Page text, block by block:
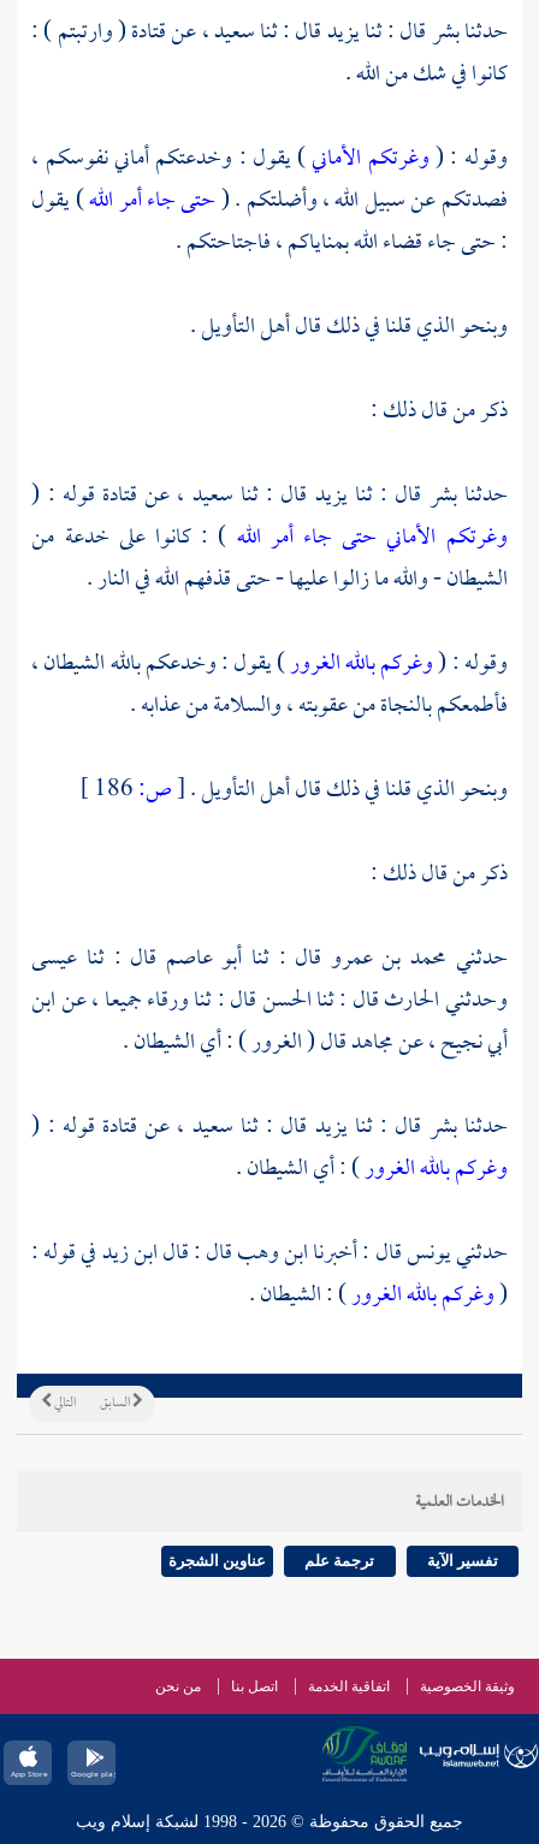
حدثنابشرقال : ثنايزيدقال : ثنا سعيد ، عنقتادة( وارتبتم ) :
كانوا في شك من الله .
وقوله : (وغرتكم الأماني) يقول : وخدعتكم أماني نفوسكم ،
فصدتكم عن سبيل الله ، وأضلتكم . (حتى جاء أمر الله) يقول
: حتى جاء قضاء الله بمناياكم ، فاجتاحتكم .
وبنحو الذي قلنا في ذلك قال أهل التأويل .
ذكر من قال ذلك :
حدثنابشر قال : ثنايزيد قال : ثنا سعيد ، عنقتادة قوله : (
وغرتكم الأماني حتى جاء أمر الله ) : كانوا على خدعة من
الشيطان - والله ما زالوا عليها - حتى قذفهم الله في النار .
وقوله : (وغركم بالله الغرور) يقول : وخدعكم بالله الشيطان ،
فأطمعكم بالنجاة من عقوبته ، والسلامة من عذابه .
وبنحو الذي قلنا في ذلك قال أهل التأويل .[ص:
ذكر من قال ذلك :
حدثني محمد بن عمرو قال : ثنا أبو عاصم قال : ثنا عيسى
وحدثنيالحارثقال : ثناالحسنقال : ثناورقاءجميعا ، عنابن
أبي نجيح، عنمجاهدقال ( الغرور ) : أي الشيطان .
حدثنابشر قال : ثنايزيد قال : ثنا سعيد ، عنقتادة قوله : (
وغركم بالله الغرور) : أي الشيطان .
حدثنييونسقال : أخبرناابن وهبقال : قالابن زيدفي قوله :
(وغركم بالله الغرور) : الشيطان .
التالي السابق
الخدمات العلمية
تفسير الآية ترجمة علم عناوين الشجرة
وثيقة الخصوصية اتفاقية الخدمة اتصل بنا من نحن
جميع الحقوق محفوظة © 2026 - 1998 لشبكة إسلام ويب